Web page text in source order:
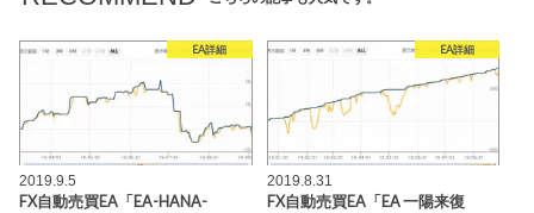
EA詳細
2019.9.5
FX自動売買EA「EA-HANA-
EA詳細
2019.8.31
FX自動売買EA「EA 一陽来復